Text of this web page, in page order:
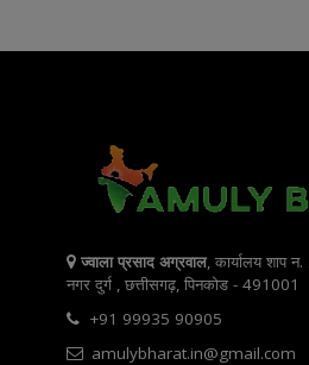
ज्वाला प्रसाद अग्रवाल, कार्यालय शाप
नगर दुर्ग , छत्तीसगढ़, पिनकोड - 491001
+91 99935 90905
amulybharat.in@gmail.com